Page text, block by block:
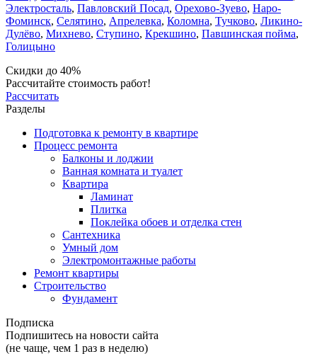
Электросталь, Павловский Посад, Орехово-Зуево, Наро-
Фоминск, Селятино, Апрелевка, Коломна, Тучково, Ликино-
Дулёво, Михнево, Ступино, Крекшино, Павшинская пойма,
Голицыно
Скидки до 40%
Рассчитайте стоимость работ!
Рассчитать
Разделы
Подготовка к ремонту в квартире
Процесс ремонта
Балконы и лоджии
Ванная комната и туалет
Квартира
Ламинат
Плитка
Поклейка обоев и отделка стен
Сантехника
Умный дом
Электромонтажные работы
Ремонт квартиры
Строительство
Фундамент
Подписка
Подпишитесь на новости сайта
(не чаще, чем 1 раз в неделю)